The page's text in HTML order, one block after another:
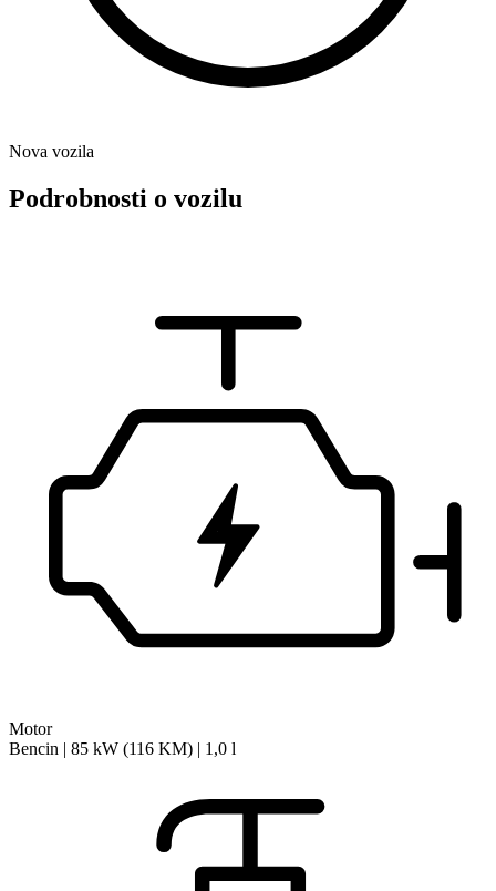
Nova vozila
Podrobnosti o vozilu
Motor
Bencin | 85 kW (116 KM) | 1,0 l